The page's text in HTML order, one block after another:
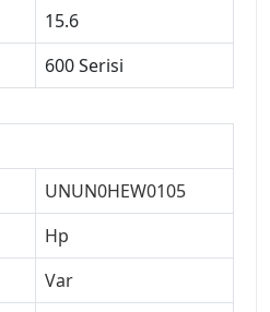
15.6
600 Serisi
UNUN0HEW0105
Hp
Var